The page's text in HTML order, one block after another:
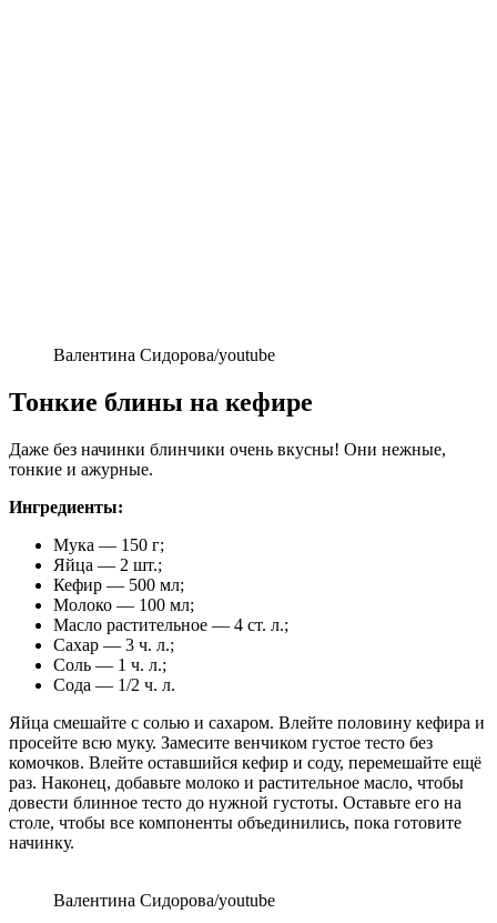
Валентина Сидорова/youtube
Тонкие блины на кефире
Даже без начинки блинчики очень вкусны! Они нежные,
тонкие и ажурные.
Ингредиенты:
Мука — 150 г;
Яйца — 2 шт.;
Кефир — 500 мл;
Молоко — 100 мл;
Масло растительное — 4 ст. л.;
Сахар — 3 ч. л.;
Соль — 1 ч. л.;
Сода — 1/2 ч. л.
Яйца смешайте с солью и сахаром. Влейте половину кефира и
просейте всю муку. Замесите венчиком густое тесто без
комочков. Влейте оставшийся кефир и соду, перемешайте ещё
раз. Наконец, добавьте молоко и растительное масло, чтобы
довести блинное тесто до нужной густоты. Оставьте его на
столе, чтобы все компоненты объединились, пока готовите
начинку.
Валентина Сидорова/youtube